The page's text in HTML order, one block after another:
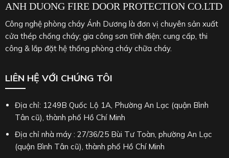
ANH DUONG FIRE DOOR PROTECTION CO.LTD
Công nghệ phòng cháy Ánh Dương là đơn vị chuyên sản xuất
cửa thép chống cháy; gia công sơn tĩnh điện; cung cấp, thi
công & lắp đặt hệ thống phòng cháy chữa cháy.
LIÊN HỆ VỚI CHÚNG TÔI
Địa chỉ: 1249B Quốc Lộ 1A, Phường An Lạc (quận Bình
Tân cũ), thành phố Hồ Chí Minh
Địa chỉ nhà máy : 27/36/25 Bùi Tư Toàn, phường An Lạc
(quận Bình Tân cũ), thành phố Hồ Chí Minh